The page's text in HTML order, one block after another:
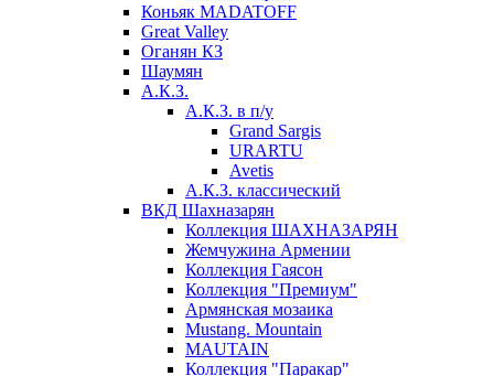
Коньяк MADATOFF
Great Valley
Оганян КЗ
Шаумян
А.К.З.
А.К.З. в п/у
Grand Sargis
URARTU
Avetis
А.К.З. классический
ВКД Шахназарян
Коллекция ШАХНАЗАРЯН
Жемчужина Армении
Коллекция Гаясон
Коллекция "Премиум"
Армянская мозаика
Mustang. Mountain
MAUTAIN
Коллекция "Паракар"